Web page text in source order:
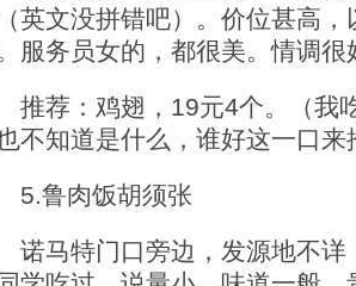
英文没拼错吧）。价位甚高
服务员女的，都很美。情调
荐：鸡翅，19元4个。（我
不知道是什么，谁好这一口来
鲁肉饭胡须张
马特门口旁边，发源地不详